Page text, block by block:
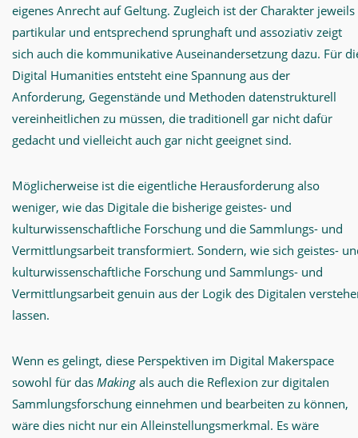
eigenes Anrecht auf Geltung. Zugleich ist der Charakter jeweils
partikular und entsprechend sprunghaft und assoziativ zeigt
sich auch die kommunikative Auseinandersetzung dazu. Für
Digital Humanities entsteht eine Spannung aus der
Anforderung, Gegenstände und Methoden datenstrukturell
vereinheitlichen zu müssen, die traditionell gar nicht dafür
gedacht und vielleicht auch gar nicht geeignet sind.
Möglicherweise ist die eigentliche Herausforderung also
weniger, wie das Digitale die bisherige geistes- und
kulturwissenschaftliche Forschung und die Sammlungs- und
Vermittlungsarbeit transformiert. Sondern, wie sich geistes-
kulturwissenschaftliche Forschung und Sammlungs- und
Vermittlungsarbeit genuin aus der Logik des Digitalen
lassen.
Wenn es gelingt, diese Perspektiven im Digital Makerspace
sowohl für das Making als auch die Reflexion zur digitalen
Sammlungsforschung einnehmen und bearbeiten zu können,
wäre dies nicht nur ein Alleinstellungsmerkmal. Es wäre